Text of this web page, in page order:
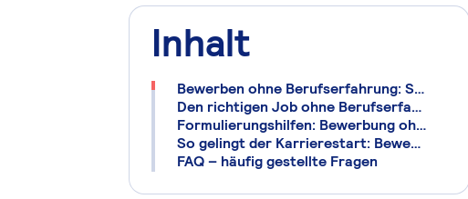
Inhalt
Bewerben ohne Berufserfahrung: So überzeugst du Personalverantwortliche
Den richtigen Job ohne Berufserfahrung finden: Tipps für die Suche
Formulierungshilfen: Bewerbung ohne Berufserfahrung gestalten
So gelingt der Karrierestart: Bewerben ohne Berufserfahrung
FAQ – häufig gestellte Fragen